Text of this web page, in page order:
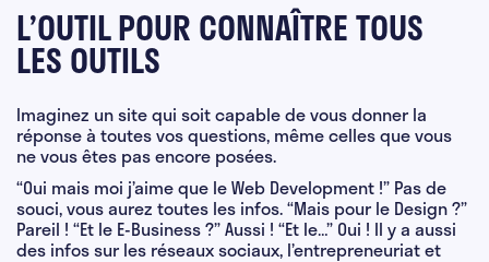
L’OUTIL POUR CONNAÎTRE TOUS
LES OUTILS
Imaginez un site qui soit capable de vous donner la
réponse à toutes vos questions, même celles que vous
ne vous êtes pas encore posées.
“Oui mais moi j’aime que le Web Development !” Pas de
souci, vous aurez toutes les infos. “Mais pour le Design ?”
Pareil ! “Et le E-Business ?” Aussi ! “Et le…” Oui ! Il y a aussi
des infos sur les réseaux sociaux, l’entrepreneuriat et